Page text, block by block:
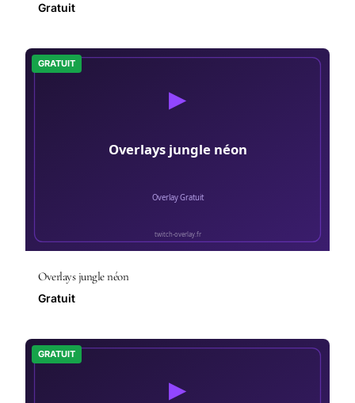
Gratuit
GRATUIT
Overlays jungle néon
Gratuit
GRATUIT